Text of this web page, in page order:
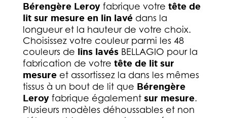
Bérengère Leroyfabrique votre tête de
lit sur mesure en lin lavédans la
longueur et la hauteur de votre choix.
Choisissez votre couleur parmi les 48
couleurs de lins lavésBELLAGIO pour la
fabrication de votre tête de lit sur
mesureet assortissez la dans les mêmes
tissus à un bout de lit que Bérengère
Leroyfabrique également sur mesure.
Plusieurs modèles déhoussables et non